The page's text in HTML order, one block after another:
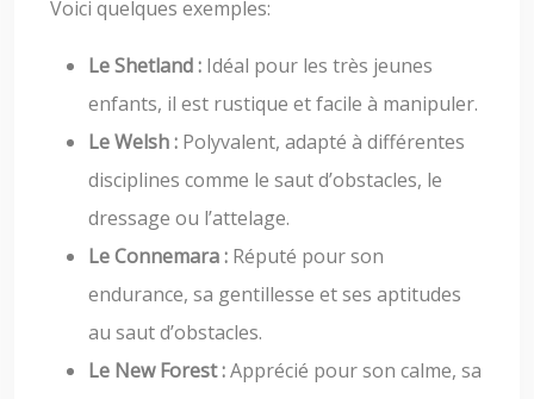
Voici quelques exemples:
Le Shetland : Idéal pour les très jeunes
enfants, il est rustique et facile à manipuler.
Le Welsh : Polyvalent, adapté à différentes
disciplines comme le saut d’obstacles, le
dressage ou l’attelage.
Le Connemara : Réputé pour son
endurance, sa gentillesse et ses aptitudes
au saut d’obstacles.
Le New Forest :Apprécié pour son calme, sa